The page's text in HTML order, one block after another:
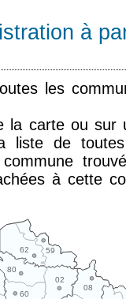
à
les
la carte ou sur
liste de
à cette
59
60
62
02
08
80